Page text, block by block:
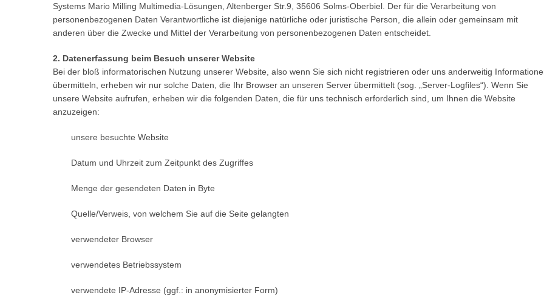
Systems Mario Milling Multimedia-Lösungen, Altenberger Str.9, 35606 Solms-Oberbiel. Der für die Verarbeitung von
personenbezogenen Daten Verantwortliche ist diejenige natürliche oder juristische Person, die allein oder gemeinsam mit
anderen über die Zwecke und Mittel der Verarbeitung von personenbezogenen Daten entscheidet.
2. Datenerfassung beim Besuch unserer Website
Bei der bloß informatorischen Nutzung unserer Website, also wenn Sie sich nicht registrieren oder uns anderweitig
übermitteln, erheben wir nur solche Daten, die Ihr Browser an unseren Server übermittelt (sog. „Server-Logfiles“). Wenn Sie
unsere Website aufrufen, erheben wir die folgenden Daten, die für uns technisch erforderlich sind, um Ihnen die Website
anzuzeigen:
unsere besuchte Website
Datum und Uhrzeit zum Zeitpunkt des Zugriffes
Menge der gesendeten Daten in Byte
Quelle/Verweis, von welchem Sie auf die Seite gelangten
verwendeter Browser
verwendetes Betriebssystem
verwendete IP-Adresse (ggf.: in anonymisierter Form)